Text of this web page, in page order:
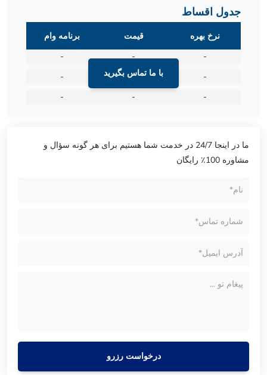
جدول اقساط
با ما تماس بگیرید
نرخ بهره قیمت
برنامه وام
-
-
-
-
-
-
-
-
-
ما در اینجا 24/7 در خدمت شما هستیم برای هر گونه سؤال و
مشاوره 100٪ رایگان
درخواست رزرو